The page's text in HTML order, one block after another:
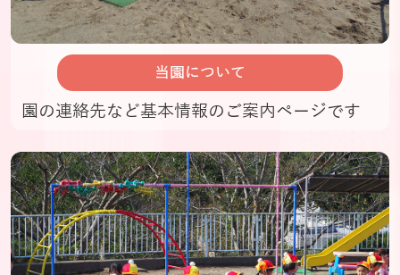
当園について
園の連絡先など基本情報のご案内ページです